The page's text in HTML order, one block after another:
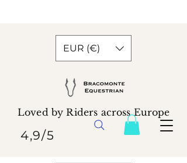
EUR (€)
Loved by Riders across Europe
4,9/5